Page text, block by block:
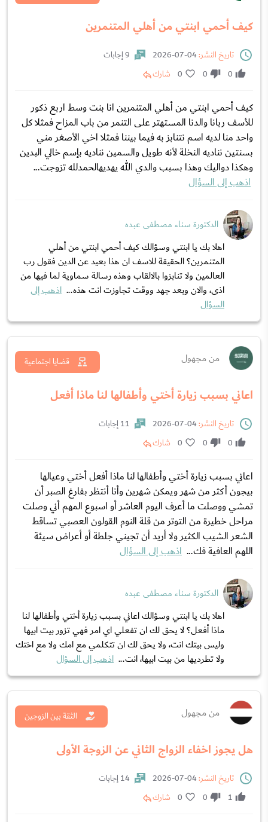
كيف أحمي ابنتي من أهلي المتنمرين
تاريخ النشر:
9 إجابات
0
0
0 شارك
كيف أحمي ابنتي من أهلي المتنمرين انا بنت وسط اربع ذكور
للأسف ربانا والدنا المستهتر على التنمر من باب المزاح فمثلا كل
واحد منا لديه اسم نتنابز به فيما بيننا فمثلا اخي الأصغر مني
بسنتين نناديه النخلة لأنه طويل والسمين نناديه بإسم خالي البدين
وهكذا دواليك وهذا بسبب والدي الله يهديهالحمدلله تزوجت...
اذهب إلى السؤال
الدكتورة سناء مصطفى عبده
اهلا بك يا ابنتي وسؤالك كيف أحمي ابنتي من أهلي
المتنمرين؟ الحقيقة للاسف ان هذا بعيد عن الدين فقول رب
العالمين ولا تنابزوا بالالقاب وهذه رسالة سماوية لما فيها من
اذى، والان وبعد جهد ووقت تجاوزت انت هذه... اذهب إلى
السؤال
من مجهول
اعاني بسبب زيارة أختي وأطفالها لنا ماذا أفعل
قضايا اجتماعية
تاريخ النشر:
11 إجابات
0
0
0 شارك
اعاني بسبب زيارة أختي وأطفالها لنا ماذا أفعل أختي وعيالها
بيجون أكثر من شهر ويمكن شهرين وأنا أنتظر بفارغ الصبر أن
تمشي ووصلت ما أعرف اليوم العاشر أو اسبوع المهم أني وصلت
مراحل خطيرة من التوتر من قلة النوم القولون العصبي تساقط
الشعر الشيب الكثير ولا أريد أن تجيني جلطة أو أعراض سيئة
اللهم العافية فك... اذهب إلى السؤال
الدكتورة سناء مصطفى عبده
اهلا بك يا ابنتي وسؤالك اعاني بسبب زيارة أختي وأطفالها لنا
ماذا أفعل؟ لا يحق لك ان تفعلي اي امر فهي تزور بيت ابيها
وليس بيتك انت، ولا يحق لك ان تتكلمي مع امك ولا مع اختك
ولا تطرديها من بيت ابيها، انت... اذهب إلى السؤال
من مجهول
هل يجوز اخفاء الزواج الثاني عن الزوجة الأولى
الثقة بين الزوجين
تاريخ النشر:
14 إجابات
1
0
0 شارك